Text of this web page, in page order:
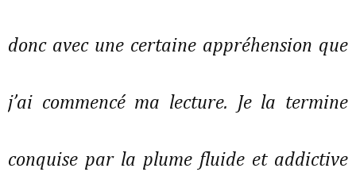
donc avec une certaine appréhension que
j’ai commencé ma lecture. Je la termine
conquise par la plume fluide et addictive